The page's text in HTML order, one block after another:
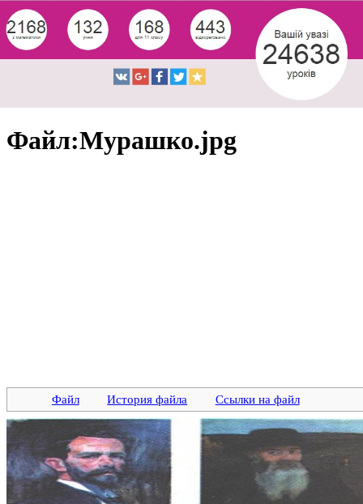
Файл:Мурашко.jpg
Файл История файла Ссылки на файл